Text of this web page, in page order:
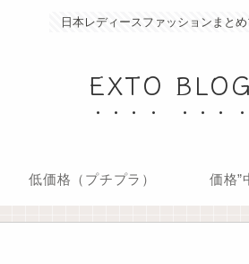
日本レディースファッションまと
EXTO BLOG
低価格（プチプラ） 価格”